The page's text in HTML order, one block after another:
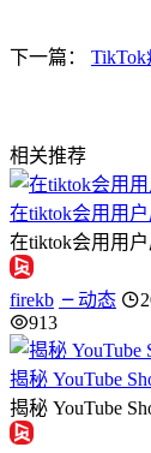
下一篇： TikTok
相关推荐
在tiktok会用用户
在tiktok会用用
firekb 动态
913
揭秘 YouTube
揭秘 YouTube